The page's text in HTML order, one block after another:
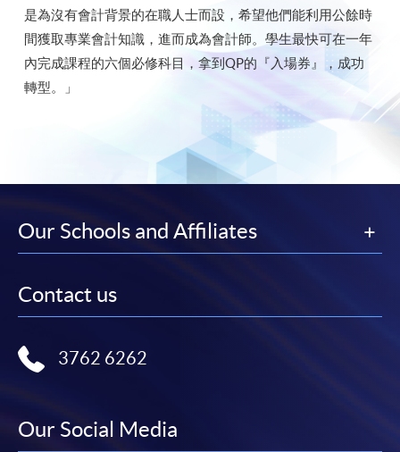
是為沒有會計背景的在職人士而設，希望他們能利用公餘時
間獲取專業會計知識，進而成為會計師。學生最快可在一年
內完成課程的六個必修科目，拿到QP的『入場券』，成功
轉型。」
Our Schools and Affiliates
Contact us
3762 6262
Our Social Media